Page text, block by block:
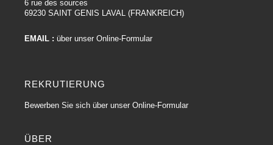
6 rue des sources
69230 SAINT GENIS LAVAL (FRANKREICH)
EMAIL : über unser Online-Formular
REKRUTIERUNG
Bewerben Sie sich über unser Online-Formular
ÜBER